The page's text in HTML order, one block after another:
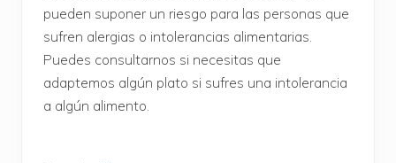
pueden suponer un riesgo para las personas que
sufren alergias o intolerancias alimentarias.
Puedes consultarnos si necesitas que
adaptemos algún plato si sufres una intolerancia
a algún alimento.